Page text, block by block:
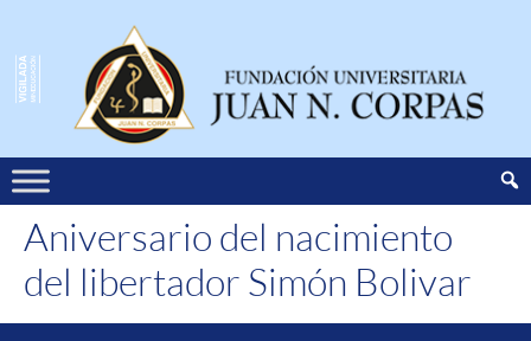
Aniversario del nacimiento
del libertador Simón Bolivar